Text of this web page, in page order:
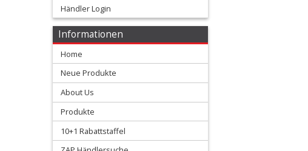
Fahrwerk
Filter
Schmierstoffe
Händler Login
Informationen
Home
Neue Produkte
About Us
Produkte
10+1 Rabattstaffel